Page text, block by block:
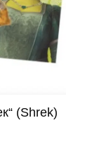
(Shrek)